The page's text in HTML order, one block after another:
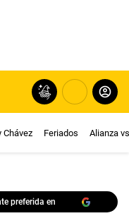
Chávez Feriados Alianza
preferida en